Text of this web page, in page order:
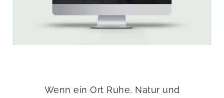
Wenn ein Ort Ruhe, Natur und